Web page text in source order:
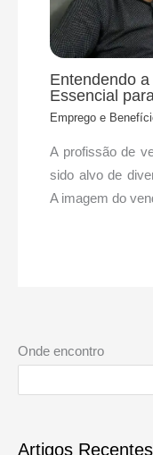
Entendendo
Essencial
Emprego e
A profissão de
sido alvo de
A imagem do
Onde encontro
Artigos Recentes